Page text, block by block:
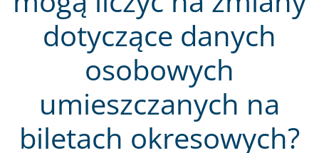
dotyczące danych
osobowych
umieszczanych na
biletach okresowych?